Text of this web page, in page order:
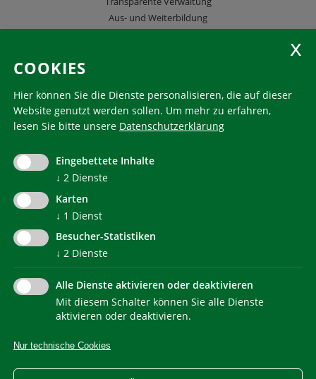
Aus- und Weiterbildung
KlimaHaus ist eine eingetragene Marke. Die Nutzung muss
communication@klimahausagentur.it
© 2022 Agentur für Energie Südtirol - KlimaHaus
NEWSLETTER
IMPRESSUM PRIVACY
WEB STATISTIKEN
ERKLÄRUNG BARRIEREFREIHEIT
COOKIES
Hier können Sie die Dienste personalisieren, die auf dieser
Website genutzt werden sollen. Um mehr zu erfahren,
lesen Sie bitte unsere Datenschutzerklärung
Eingebettete Inhalte
↓ 2 Dienste
Karten
↓ 1 Dienst
Besucher-Statistiken
↓ 2 Dienste
Alle Dienste aktivieren oder deaktivieren
Mit diesem Schalter können Sie alle Dienste
aktivieren oder deaktivieren.
Nur technische Cookies